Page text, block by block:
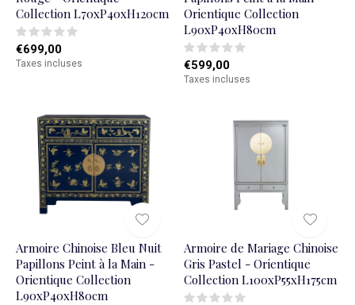
Collection L70xP40xH120cm
€699,00
Taxes incluses
Orientique Collection
L90xP40xH80cm
€599,00
Taxes incluses
Armoire Chinoise Bleu Nuit
Papillons Peint à la Main -
Orientique Collection
L90xP40xH80cm
Armoire de Mariage Chinoise
Gris Pastel - Orientique
Collection L100xP55xH175cm